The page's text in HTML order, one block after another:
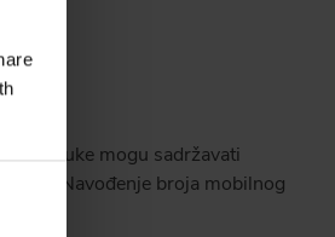
Poruke mogu sadržavati
Navođenje broja mobilnog